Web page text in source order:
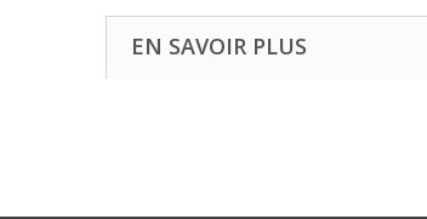
EN SAVOIR PLUS